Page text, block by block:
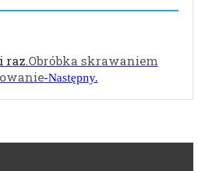
raz.Obróbka skrawaniem
-Następny.